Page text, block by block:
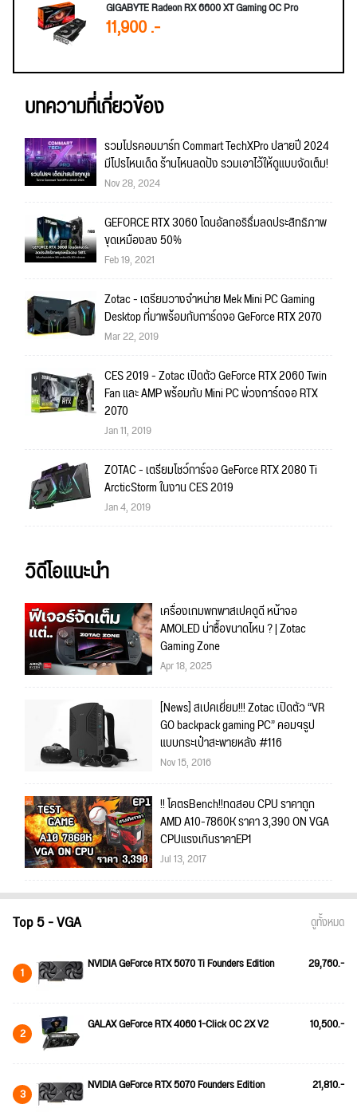
GIGABYTE Radeon RX 6600 XT Gaming OC Pro
11,900 .-
บทความที่เกี่ยวข้อง
รวมโปรคอมมาร์ท Commart TechXPro ปลายปี 2024
มีโปรไหนเด็ด ร้านไหนลดปัง รวมเอาไว้ให้ดูแบบจัดเต็ม!
Nov 28, 2024
GEFORCE RTX 3060 โดนอัลกอริธึ่มลดประสิทธิภาพ
ขุดเหมืองลง 50%
Feb 19, 2021
Zotac - เตรียมวางจำหน่าย Mek Mini PC Gaming
Desktop ที่มาพร้อมกับการ์ดจอ GeForce RTX 2070
Mar 22, 2019
CES 2019 - Zotac เปิดตัว GeForce RTX 2060 Twin
Fan และ AMP พร้อมกับ Mini PC พ่วงการ์ดจอ RTX
2070
Jan 11, 2019
ZOTAC - เตรียมโชว์การ์จอ GeForce RTX 2080 Ti
ArcticStorm ในงาน CES 2019
Jan 4, 2019
วิดีโอแนะนำ
เครื่องเกมพกพาสเปคดูดี หน้าจอ
AMOLED น่าซื้อขนาดไหน ? | Zotac
Gaming Zone
Apr 18, 2025
[News] สเปคเยี่ยม!!! Zotac เปิดตัว “VR
GO backpack gaming PC” คอมฯรูป
แบบกระเป๋าสะพายหลัง #116
Nov 15, 2016
!! โคตรBench!!ทดสอบ CPU ราคาถูก
AMD A10-7860K ราคา 3,390 ON VGA
CPUแรงเกินราคาEP1
Jul 13, 2017
Top 5 - VGA ดูทั้งหมด
1 NVIDIA GeForce RTX 5070 Ti Founders Edition 29,760.-
2 GALAX GeForce RTX 4060 1-Click OC 2X V2 10,500.-
3 NVIDIA GeForce RTX 5070 Founders Edition 21,810.-